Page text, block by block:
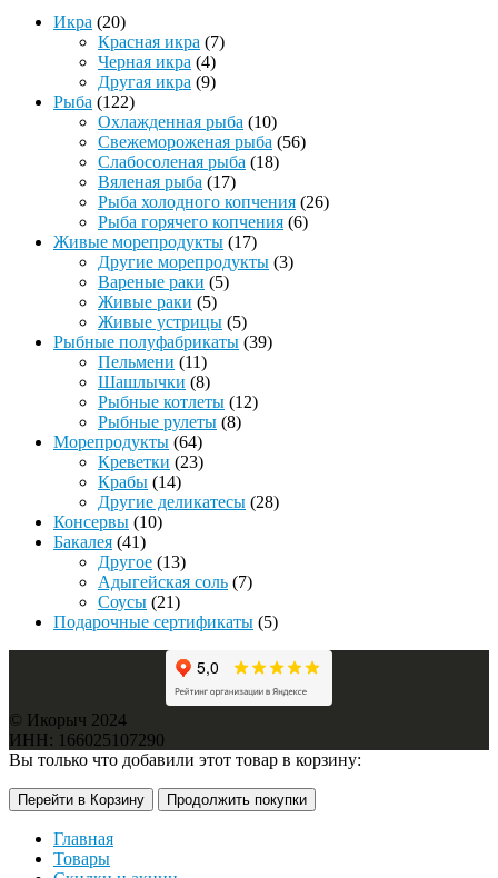
Икра (20)
Красная икра (7)
Черная икра (4)
Другая икра (9)
Рыба (122)
Охлажденная рыба (10)
Свежемороженая рыба (56)
Слабосоленая рыба (18)
Вяленая рыба (17)
Рыба холодного копчения (26)
Рыба горячего копчения (6)
Живые морепродукты (17)
Другие морепродукты (3)
Вареные раки (5)
Живые раки (5)
Живые устрицы (5)
Рыбные полуфабрикаты (39)
Пельмени (11)
Шашлычки (8)
Рыбные котлеты (12)
Рыбные рулеты (8)
Морепродукты (64)
Креветки (23)
Крабы (14)
Другие деликатесы (28)
Консервы (10)
Бакалея (41)
Другое (13)
Адыгейская соль (7)
Соусы (21)
Подарочные сертификаты (5)
© Икорыч 2024
ИНН: 166025107290
Вы только что добавили этот товар в корзину:
Перейти в Корзину Продолжить покупки
Главная
Товары